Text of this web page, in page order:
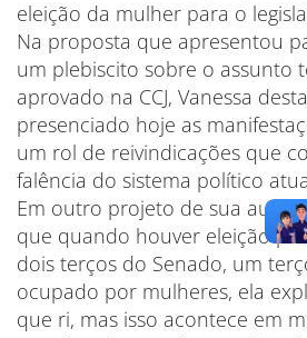
eleição da mulher para o
Na proposta que apresentou
um plebiscito sobre o assunto
aprovado na CCJ, Vanessa
presenciado hoje as
um rol de reivindicações que
falência do sistema político
Em outro projeto de sua
que quando houver eleição
dois terços do Senado, um
ocupado por mulheres, ela
que ri, mas isso acontece em